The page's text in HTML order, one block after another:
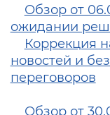
Обзор от
ожидании
Коррекция
новостей и
переговоров
Обзор от